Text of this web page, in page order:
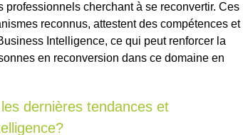
cherchant à se reconvertir. Ces
reconnus, attestent des compétences et
Intelligence, ce qui peut renforcer la
en reconversion dans ce domaine en
dernières tendances et